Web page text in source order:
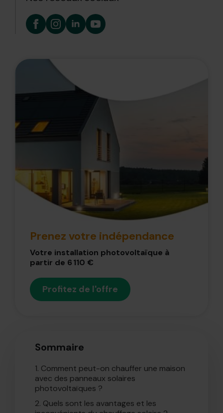
Prenez votre indépendance
Votre installation photovoltaïque à
partir de 6 110 €
Profitez de l'offre
Sommaire
1. Comment peut-on chauffer une maison
avec des panneaux solaires
photovoltaïques ?
2. Quels sont les avantages et les